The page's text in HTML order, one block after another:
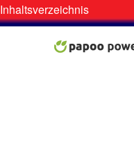
Inhaltsverzeichnis